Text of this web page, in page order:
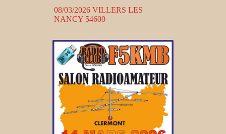
08/03/2026 VILLERS LES
NANCY 54600